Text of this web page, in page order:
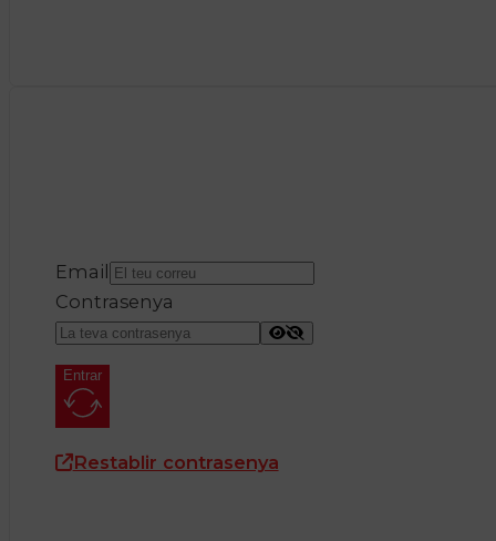
Email
Contrasenya
Entrar
Restablir contrasenya